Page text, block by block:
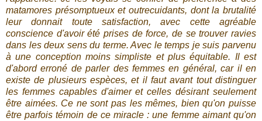
matamores présomptueux et outrecuidants, dont la brutalité
leur donnait toute satisfaction, avec cette agréable
conscience d'avoir été prises de force, de se trouver ravies
dans les deux sens du terme. Avec le temps je suis parvenu
à une conception moins simpliste et plus équitable. Il est
d'abord erroné de parler des femmes en général, car il en
existe de plusieurs espèces, et il faut avant tout distinguer
les femmes capables d'aimer et celles désirant seulement
être aimées. Ce ne sont pas les mêmes, bien qu'on puisse
être parfois témoin de ce miracle : une femme aimant qu'on